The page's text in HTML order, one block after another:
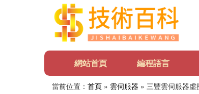
網站首頁 編程語言
當前位置： 首頁 » 雲伺服器 » 三豐雲伺服器虛